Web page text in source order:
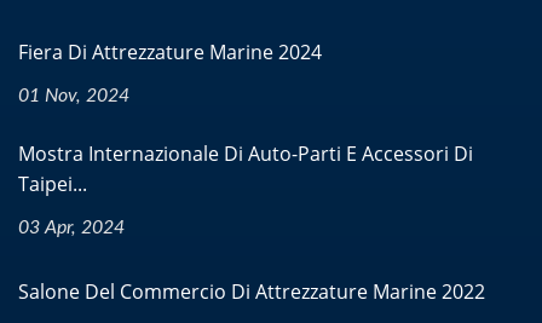
Fiera Di Attrezzature Marine 2024
01 Nov, 2024
Mostra Internazionale Di Auto-Parti E Accessori Di
Taipei...
03 Apr, 2024
Salone Del Commercio Di Attrezzature Marine 2022